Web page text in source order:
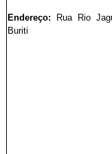
Endereço: Rua Rio
Buriti